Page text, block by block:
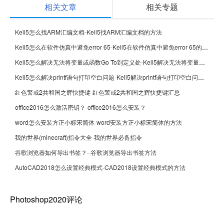
相关文章 相关专题
Keil5怎么找ARM汇编文档-Keil5找ARM汇编文档的方法
Keil5怎么在软件仿真中避免error 65-Keil5在软件仿真中避免error 65的方法
Keil5怎么解决无法将变量或函数Go To到定义处-Keil5解决无法将变量或函数Go To到定义处的方法
Keil5怎么解决printf语句打印空白问题-Keil5解决printf语句打印空白问题的方法
红色警戒2共和国之辉快捷键-红色警戒2共和国之辉快捷键汇总
office2016怎么激活密钥？-office2016怎么安装？
word怎么安装方正小标宋简体-word安装方正小标宋简体的方法
我的世界(minecraft)指令大全-我的世界必备指令
谷歌浏览器如何导出书签？- 谷歌浏览器导出书签方法
AutoCAD2018怎么设置经典模式-CAD2018设置经典模式的方法
Photoshop2020评论